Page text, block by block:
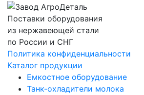
Поставки оборудования
из нержавеющей стали
по России и СНГ
Политика конфиденциальности
Каталог продукции
Емкостное оборудование
Танк-охладители молока